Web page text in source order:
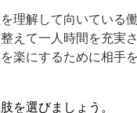
理解して向いている
えて一人時間を充実
楽にするために相手
を選びましょう。